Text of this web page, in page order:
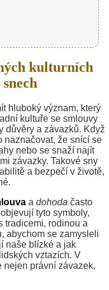
kulturních
hluboký význam, který
kultuře se smlouvy
důvěry a závazků. Když
naznačovat, že snící se
nebo se snaží najít
závazky. Takové sny
a bezpečí v životě,
a dohoda často
tyto symboly,
tradicemi, rodinou a
abychom se zamysleli
naše blízké a jak
vztazích. V
nejen právní závazek,